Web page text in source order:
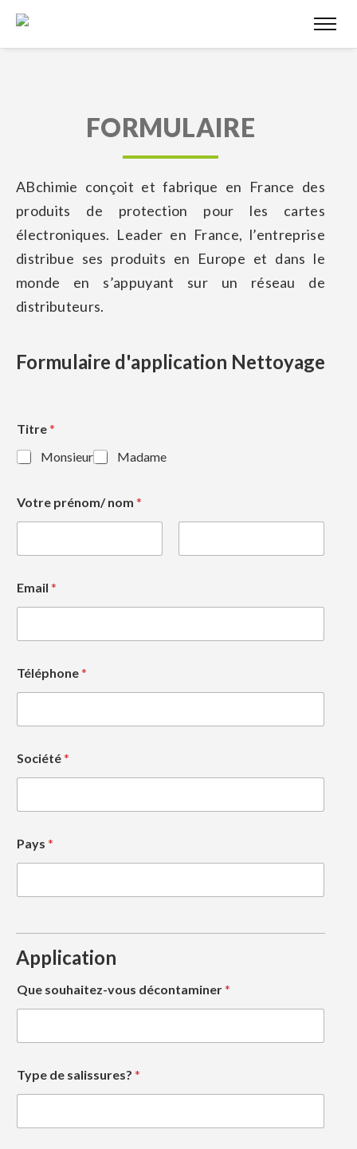
FORMULAIRE
ABchimie conçoit et fabrique en France des
produits de protection pour les cartes
électroniques. Leader en France, l’entreprise
distribue ses produits en Europe et dans le
monde en s’appuyant sur un réseau de
distributeurs.
Formulaire d'application Nettoyage
Titre*
Monsieur
Madame
Votre prénom/ nom *
Email *
Téléphone*
Société*
Pays *
Application
Que souhaitez-vous décontaminer*
Type de salissures? *